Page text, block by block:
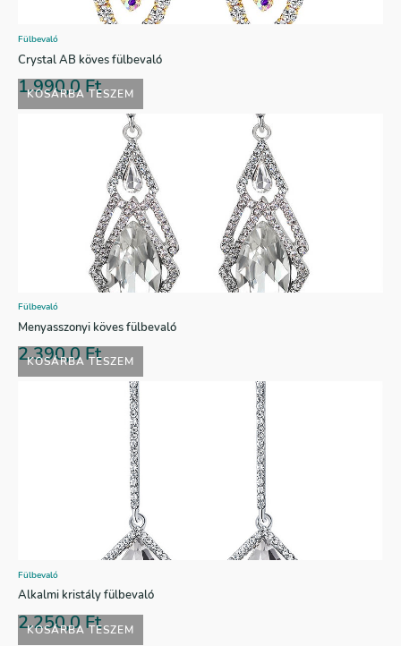
KOSÁRBA TESZEM
Fülbevaló
Crystal AB köves fülbevaló
1.990,0Ft
KOSÁRBA TESZEM
Fülbevaló
Menyasszonyi köves fülbevaló
2.390,0Ft
KOSÁRBA TESZEM
Fülbevaló
Alkalmi kristály fülbevaló
2.250,0Ft